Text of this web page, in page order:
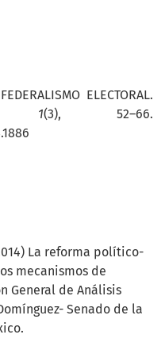
ELECTORAL.
1(3), 52–66.
La reforma político-
mecanismos de
General de Análisis
Senado de la